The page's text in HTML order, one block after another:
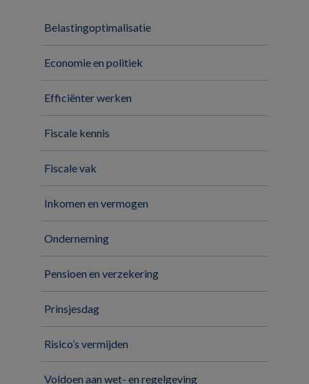
Belastingoptimalisatie
Economie en politiek
Efficiënter werken
Fiscale kennis
Fiscale vak
Inkomen en vermogen
Onderneming
Pensioen en verzekering
Prinsjesdag
Risico’s vermijden
Voldoen aan wet- en regelgeving